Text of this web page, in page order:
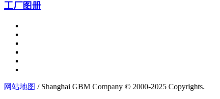
工厂图册
网站地图 / Shanghai GBM Company © 2000-2025 Copyrights.